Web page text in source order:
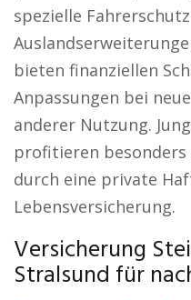
spezielle
bieten finanziellen
Anpassungen bei
anderer Nutzung.
profitieren besonders
durch eine private
Lebensversicherung.
Versicherung
Stralsund für